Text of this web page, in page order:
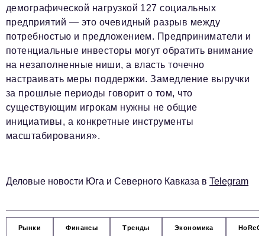
демографической нагрузкой 127 социальных
предприятий — это очевидный разрыв между
потребностью и предложением. Предприниматели и
потенциальные инвесторы могут обратить внимание
на незаполненные ниши, а власть точечно
настраивать меры поддержки. Замедление выручки
за прошлые периоды говорит о том, что
существующим игрокам нужны не общие
инициативы, а конкретные инструменты
масштабирования».
Деловые новости Юга и Северного Кавказа в Telegram
Рынки Финансы Тренды Экономика HoReCa